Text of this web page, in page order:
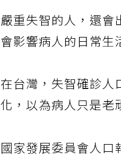
嚴重失智的人，還會
會影響病人的日常生
在台灣，失智確診人
化，以為病人只是
國家發展委員會人口